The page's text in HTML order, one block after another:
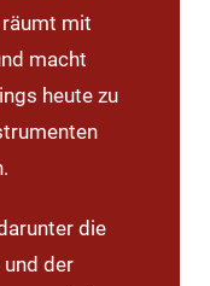
räumt mit
macht
heute zu
die
der